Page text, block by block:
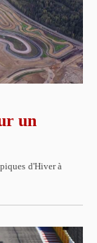
un
d'Hiver à